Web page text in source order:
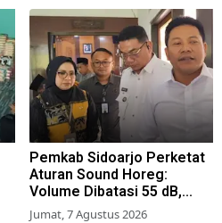
Pemkab Sidoarjo Perketat
Aturan Sound Horeg:
Volume Dibatasi 55 dB,
Wajib Kantongi Izin
Jumat, 7 Agustus 2026